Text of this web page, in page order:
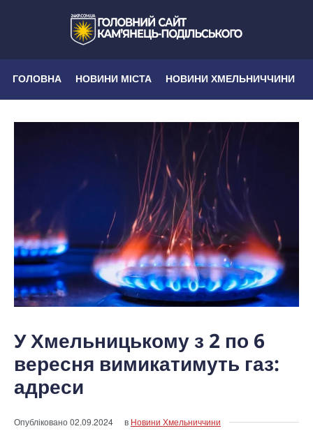
ГОЛОВНА НОВИНИ МІСТА НОВИНИ ХМЕЛЬНИЧЧИНИ
У Хмельницькому з 2 по 6
вересня вимикатимуть газ:
адреси
Опубліковано02.09.2024 в Новини Хмельниччини